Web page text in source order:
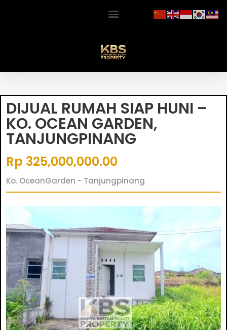
DIJUAL RUMAH SIAP HUNI –
KO. OCEAN GARDEN,
TANJUNGPINANG
Rp 325,000,000.00
Ko. OceanGarden - Tanjungpinang